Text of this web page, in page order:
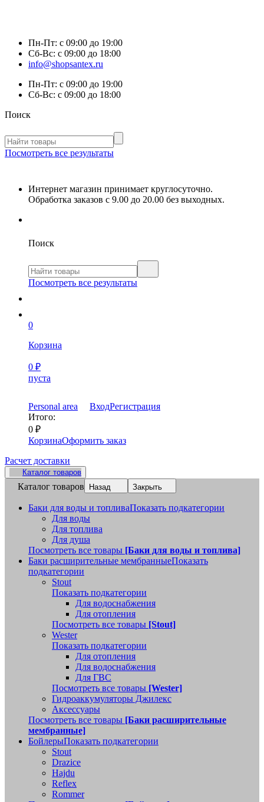
Пн-Пт: с 09:00 до 19:00
Сб-Вс: с 09:00 до 18:00
info@shopsantex.ru
Пн-Пт: с 09:00 до 19:00
Сб-Вс: с 09:00 до 18:00
Поиск
Посмотреть все результаты
Интернет магазин принимает круглосуточно.
Обработка заказов с 9.00 до 20.00 без выходных.
Поиск
Посмотреть все результаты
0
Корзина
0 ₽
пуста
Personal area ВходРегистрация
Итого:
0 ₽
КорзинаОформить заказ
Расчет доставки
Каталог товаров
Каталог товаров Назад Закрыть
Баки для воды и топливаПоказать подкатегории
Для воды
Для топлива
Для душа
Посмотреть все товары [Баки для воды и топлива]
Баки расширительные мембранныеПоказать
подкатегории
Stout
Показать подкатегории
Для водоснабжения
Для отопления
Посмотреть все товары [Stout]
Wester
Показать подкатегории
Для отопления
Для водоснабжения
Для ГВС
Посмотреть все товары [Wester]
Гидроаккумуляторы Джилекс
Аксессуары
Посмотреть все товары [Баки расширительные
мембранные]
БойлерыПоказать подкатегории
Stout
Drazice
Hajdu
Reflex
Rommer